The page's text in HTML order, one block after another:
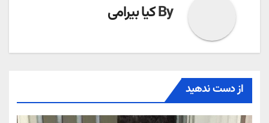
Byکیا بیرامی
از دست ندهید